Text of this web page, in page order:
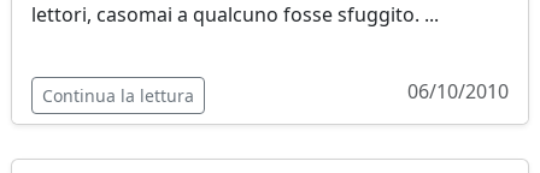
lettori, casomai a qualcuno fosse sfuggito. ...
Continua la lettura 06/10/2010